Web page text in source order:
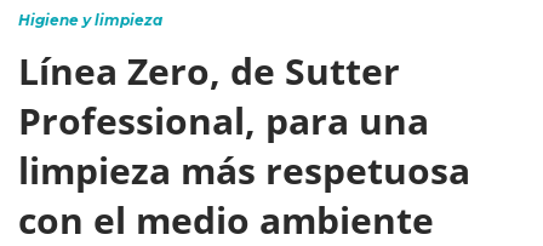
Higiene y limpieza
Línea Zero, de Sutter
Professional, para una
limpieza más respetuosa
con el medio ambiente